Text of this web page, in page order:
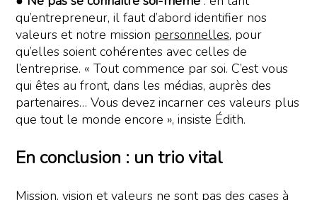
qu’entrepreneur, il faut d’abord identifier nos
valeurs et notre mission personnelles, pour
qu’elles soient cohérentes avec celles de
l’entreprise. « Tout commence par soi. C’est vous
qui êtes au front, dans les médias, auprès des
partenaires… Vous devez incarner ces valeurs plus
que tout le monde encore », insiste Édith.
En conclusion : un trio vital
Mission, vision et valeurs ne sont pas des cases à